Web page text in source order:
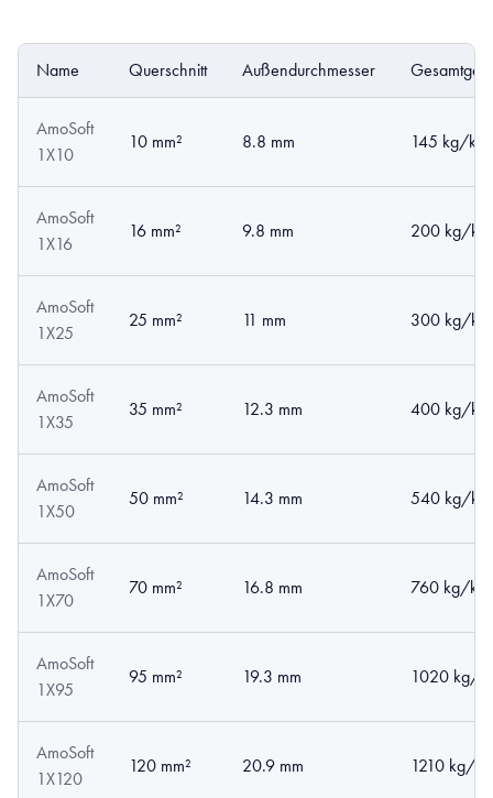
Name Querschnitt Außendurchmesser
AmoSoft
1X10
10 mm² 8.8 mm 145 kg/km
AmoSoft
1X16
16 mm² 9.8 mm 200 kg/km
AmoSoft
1X25
25 mm² 11 mm 300 kg/km
AmoSoft
1X35
35 mm² 12.3 mm 400 kg/km
AmoSoft
1X50
50 mm² 14.3 mm 540 kg/km
AmoSoft
1X70
70 mm² 16.8 mm 760 kg/km
AmoSoft
1X95
95 mm² 19.3 mm 1020 kg/
AmoSoft
1X120
120 mm² 20.9 mm 1210 kg/